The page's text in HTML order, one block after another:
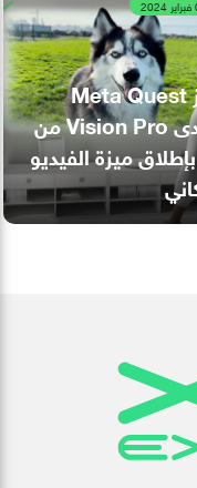
جهاز Meta Quest
يتحدى Vision Pro من
ميزة الفيديو